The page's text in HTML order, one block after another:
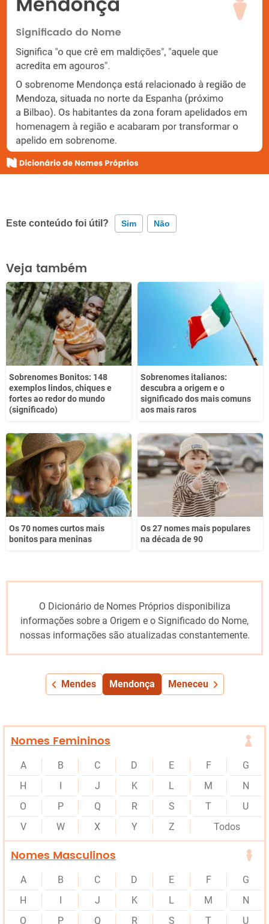
Este conteúdo foi útil? Sim Não
Este conteúdo contém informação incorreta
Este conteúdo não tem a informação que procuro
Outro
Veja também
Sobrenomes Bonitos: 148
exemplos lindos, chiques e
fortes ao redor do mundo
(significado)
Sobrenomes italianos:
descubra a origem e o
significado dos mais comuns
aos mais raros
Os 70 nomes curtos mais
bonitos para meninas
Os 27 nomes mais populares
na década de 90
O Dicionário de Nomes Próprios disponibiliza
informações sobre a Origem e o Significado do Nome,
nossas informações são atualizadas constantemente.
Mendes Mendonça Meneceu
Nomes Femininos
A B C D E F
G
H
J K L M
N
O
P Q R S T
U
V
W X Y Z Todos
Nomes Masculinos
A B C D E F
G
H
J K L M
N
O
P Q R S T
U